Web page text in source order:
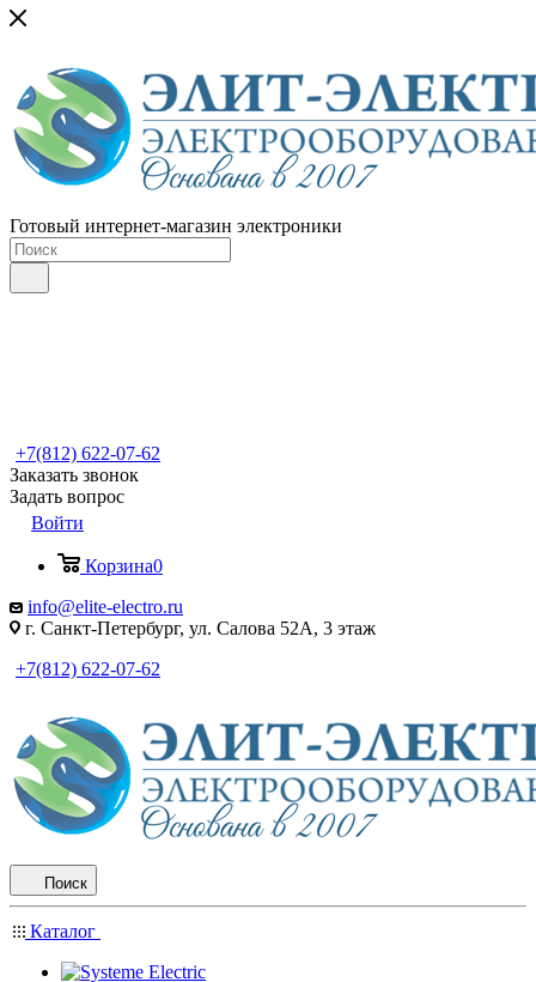
Готовый интернет-магазин электроники
+7(812) 622-07-62
Заказать звонок
Задать вопрос
Войти
Корзина0
info@elite-electro.ru
г. Санкт-Петербург, ул. Салова 52А, 3 этаж
+7(812) 622-07-62
Поиск
Каталог